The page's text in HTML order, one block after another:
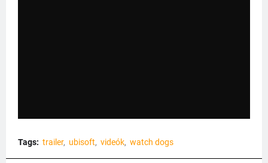
Tags: trailer ubisoft videók watch dogs